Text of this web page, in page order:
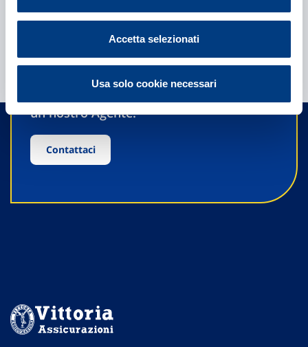
Accetta selezionati
Usa solo cookie necessari
Hai bisogno di
informazioni?
un nostro Agente.
Contattaci